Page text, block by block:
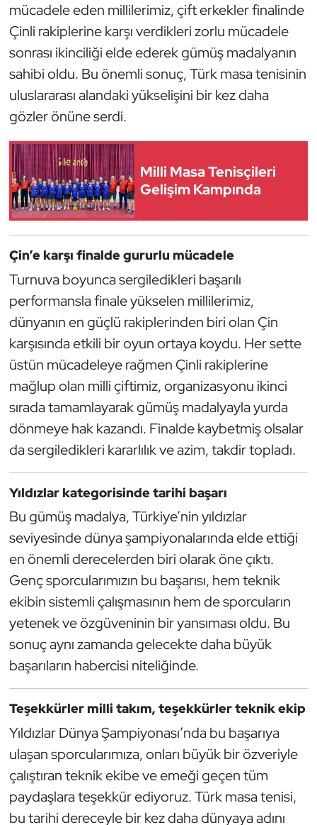
mücadele eden millilerimiz, çift erkekler finalinde
Çinli rakiplerine karşı verdikleri zorlu mücadele
sonrası ikinciliği elde ederek gümüş madalyanın
sahibi oldu. Bu önemli sonuç, Türk masa tenisinin
uluslararası alandaki yükselişini bir kez daha
gözler önüne serdi.
Milli Masa Tenisçileri
Gelişim Kampında
Çin’e karşı finalde gururlu mücadele
Turnuva boyunca sergiledikleri başarılı
performansla finale yükselen millilerimiz,
dünyanın en güçlü rakiplerinden biri olan Çin
karşısında etkili bir oyun ortaya koydu. Her sette
üstün mücadeleye rağmen Çinli rakiplerine
mağlup olan milli çiftimiz, organizasyonu ikinci
sırada tamamlayarak gümüş madalyayla yurda
dönmeye hak kazandı. Finalde kaybetmiş olsalar
da sergiledikleri kararlılık ve azim, takdir topladı.
Yıldızlar kategorisinde tarihi başarı
Bu gümüş madalya, Türkiye’nin yıldızlar
seviyesinde dünya şampiyonalarında elde ettiği
en önemli derecelerden biri olarak öne çıktı.
Genç sporcularımızın bu başarısı, hem teknik
ekibin sistemli çalışmasının hem de sporcuların
yetenek ve özgüveninin bir yansıması oldu. Bu
sonuç aynı zamanda gelecekte daha büyük
başarıların habercisi niteliğinde.
Teşekkürler milli takım, teşekkürler teknik ekip
Yıldızlar Dünya Şampiyonası’nda bu başarıya
ulaşan sporcularımıza, onları büyük bir özveriyle
çalıştıran teknik ekibe ve emeği geçen tüm
paydaşlara teşekkür ediyoruz. Türk masa tenisi,
bu tarihi dereceyle bir kez daha dünyaya adını
Eskrim
Futbol
Genel
Golf
Güreş
Hava Sporları
Hentbol
İşitme Engelli Sporcular
Judo ve Kuraş
Kano ve Rafting
Karate
Kempo
Kick Boks
Kürek
Masa Tenisi
Modern Pentatlon
Motor Sporları
Muay Thai
Okçuluk
Optimist